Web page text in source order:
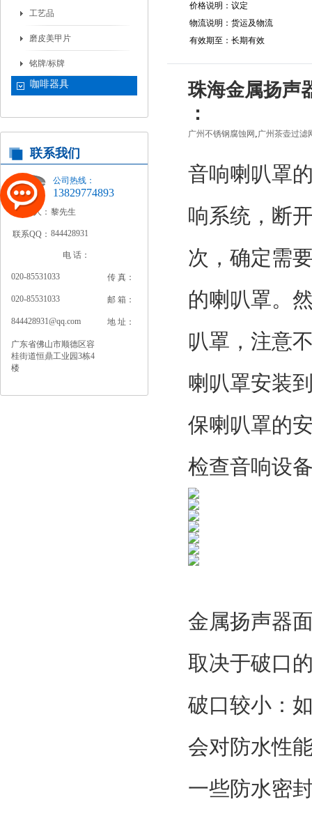
工艺品
磨皮美甲片
铭牌/标牌
咖啡器具
联系我们
公司热线：
13829774893
联系人： 黎先生
联系QQ： 844428931
电 话：
020-85531033 传 真：
020-85531033 邮 箱：
844428931@qq.com 地 址：
广东省佛山市顺德区容
桂街道恒鼎工业园3栋4
楼
价格说明：议定
物流说明：货运及物流
有效期至：长期有效
珠海金属扬声
：
广州不锈钢腐蚀网 ,广州茶壶过滤
音响喇叭罩
响系统，断
次，确定需
的喇叭罩。
叭罩，注意
喇叭罩安装
保喇叭罩的
检查音响设
金属扬声器
取决于破口
破口较小：
会对防水性
一些防水密